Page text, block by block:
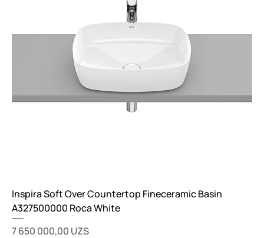
Inspira Soft Over Countertop Fineceramic Basin
A327500000 Roca White
Цена
7 650 000,00 UZS